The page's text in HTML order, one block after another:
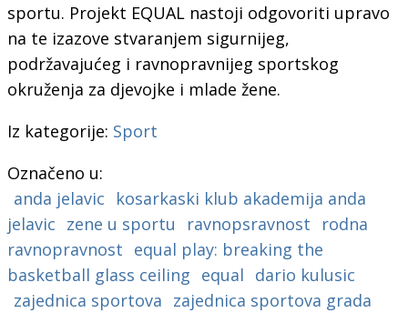
sportu. Projekt EQUAL nastoji odgovoriti upravo
na te izazove stvaranjem sigurnijeg,
podržavajućeg i ravnopravnijeg sportskog
okruženja za djevojke i mlade žene.
Iz kategorije: Sport
Označeno u:
anda jelavic
kosarkaski klub akademija anda
jelavic zene u sportu ravnopsravnost
rodna
ravnopravnost equal play: breaking the
basketball glass ceiling equal dario kulusic
zajednica sportova zajednica sportova grada